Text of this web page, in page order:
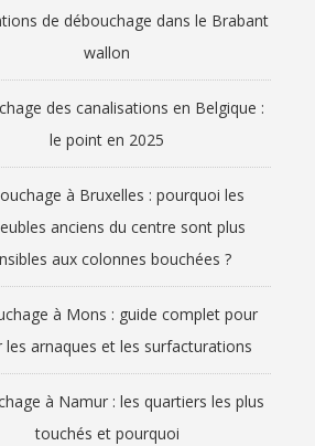
de débouchage dans le Brabant
wallon
des canalisations en Belgique :
le point en 2025
à Bruxelles : pourquoi les
anciens du centre sont plus
aux colonnes bouchées ?
à Mons : guide complet pour
les arnaques et les surfacturations
à Namur : les quartiers les plus
touchés et pourquoi